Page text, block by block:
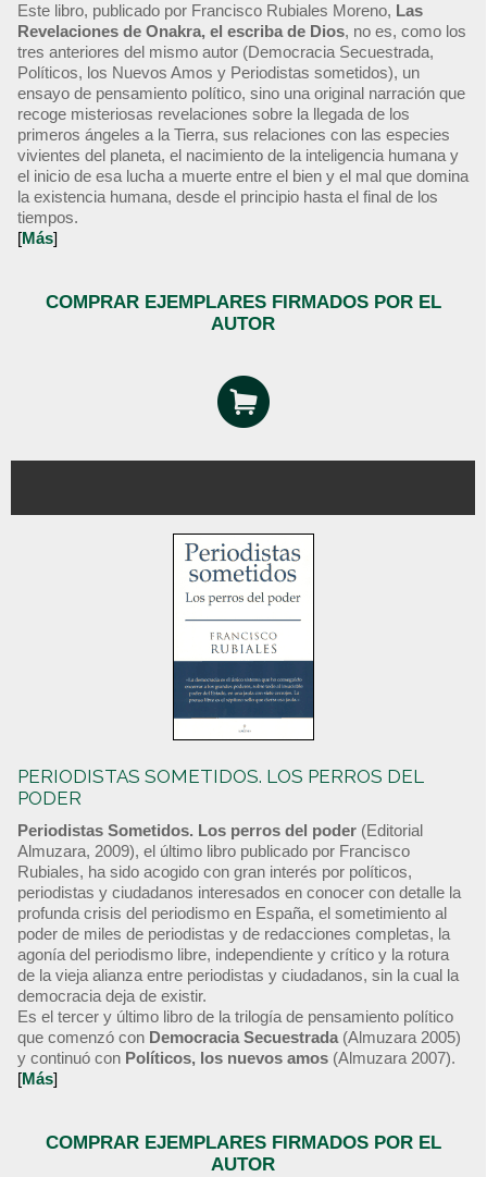
Este libro, publicado por Francisco Rubiales Moreno, Las
Revelaciones de Onakra, el escriba de Dios, no es, como los
tres anteriores del mismo autor (Democracia Secuestrada,
Políticos, los Nuevos Amos y Periodistas sometidos), un
ensayo de pensamiento político, sino una original narración que
recoge misteriosas revelaciones sobre la llegada de los
primeros ángeles a la Tierra, sus relaciones con las especies
vivientes del planeta, el nacimiento de la inteligencia humana y
el inicio de esa lucha a muerte entre el bien y el mal que domina
la existencia humana, desde el principio hasta el final de los
tiempos.
[Más]
COMPRAR EJEMPLARES FIRMADOS POR EL
AUTOR
PERIODISTAS SOMETIDOS. LOS PERROS DEL
PODER
Periodistas Sometidos. Los perros del poder (Editorial
Almuzara, 2009), el último libro publicado por Francisco
Rubiales, ha sido acogido con gran interés por políticos,
periodistas y ciudadanos interesados en conocer con detalle la
profunda crisis del periodismo en España, el sometimiento al
poder de miles de periodistas y de redacciones completas, la
agonía del periodismo libre, independiente y crítico y la rotura
de la vieja alianza entre periodistas y ciudadanos, sin la cual la
democracia deja de existir.
Es el tercer y último libro de la trilogía de pensamiento político
que comenzó con Democracia Secuestrada (Almuzara 2005)
y continuó con Políticos, los nuevos amos (Almuzara 2007).
[Más]
COMPRAR EJEMPLARES FIRMADOS POR EL
AUTOR